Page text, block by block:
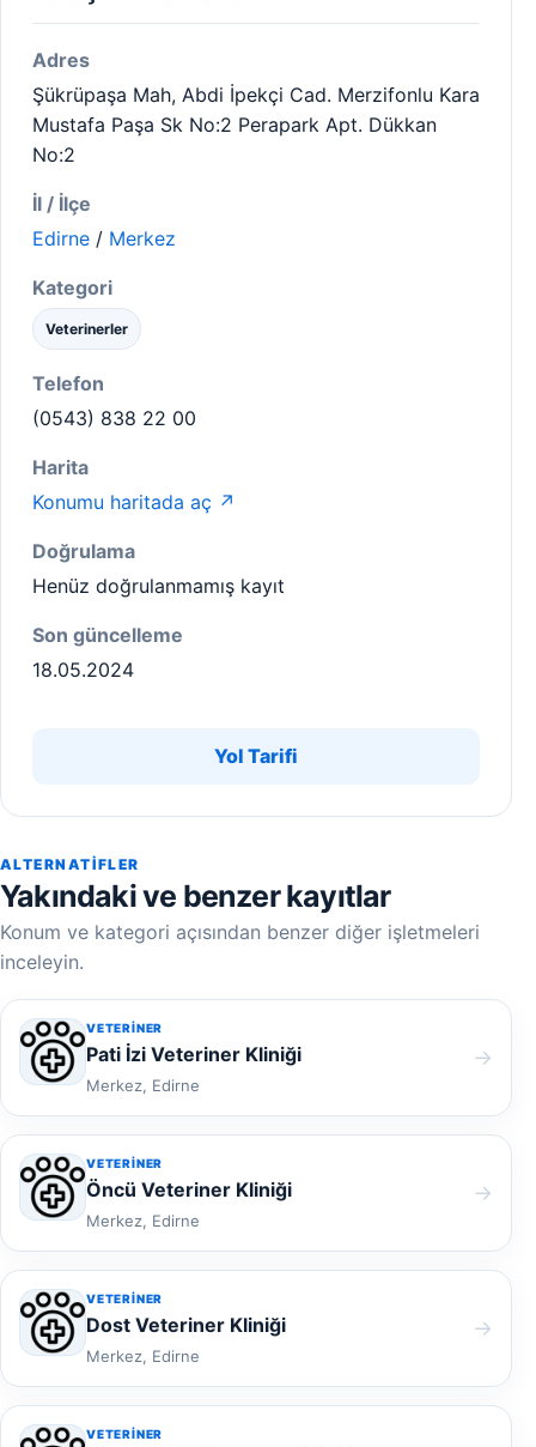
Adres
Şükrüpaşa Mah, Abdi İpekçi Cad. Merzifonlu Kara
Mustafa Paşa Sk No:2 Perapark Apt. Dükkan
No:2
İl / İlçe
Edirne / Merkez
Kategori
Veterinerler
Telefon
(0543) 838 22 00
Harita
Konumu haritada aç ↗
Doğrulama
Henüz doğrulanmamış kayıt
Son güncelleme
18.05.2024
Yol Tarifi
ALTERNATIFLER
Yakındaki ve benzer kayıtlar
Konum ve kategori açısından benzer diğer işletmeleri
inceleyin.
VETERINER
Pati İzi Veteriner Kliniği
Merkez, Edirne
→
VETERINER
Öncü Veteriner Kliniği
Merkez, Edirne
→
VETERINER
Dost Veteriner Kliniği
Merkez, Edirne
→
VETERINER